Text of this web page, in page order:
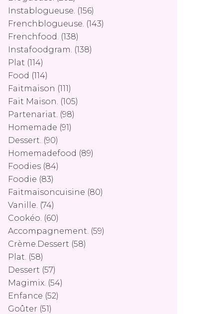
Instablogueuse. (156)
Frenchblogueuse. (143)
Frenchfood. (138)
Instafoodgram. (138)
Plat (114)
Food (114)
Faitmaison (111)
Fait Maison. (105)
Partenariat. (98)
Homemade (91)
Dessert. (90)
Homemadefood (89)
Foodies (84)
Foodie (83)
Faitmaisoncuisine (80)
Vanille. (74)
Cookéo. (60)
Accompagnement. (59)
Crème.dessert (58)
Plat. (58)
Dessert (57)
Magimix. (54)
Enfance (52)
Goûter (51)